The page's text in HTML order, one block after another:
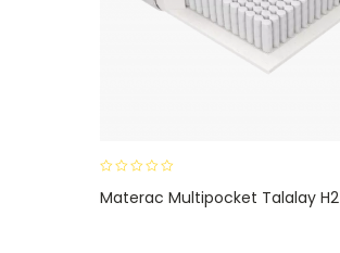
o
Materac Multipocket Talalay H2